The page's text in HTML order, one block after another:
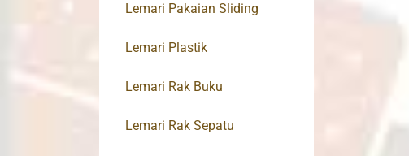
Lemari Pakaian Sliding
Lemari Plastik
Lemari Rak Buku
Lemari Rak Sepatu